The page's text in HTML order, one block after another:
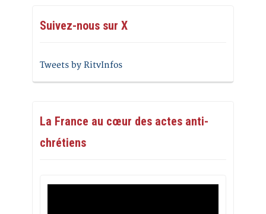
Suivez-nous sur X
Tweets by RitvInfos
La France au cœur des actes anti-
chrétiens